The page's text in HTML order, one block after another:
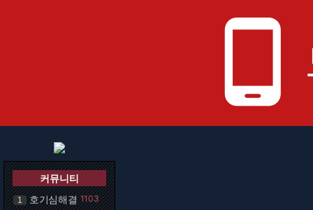
phone_android
커뮤니티
1 호기심해결 1103